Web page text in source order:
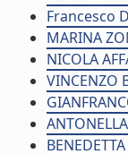
Francesco
MARINA
NICOLA
VINCENZO